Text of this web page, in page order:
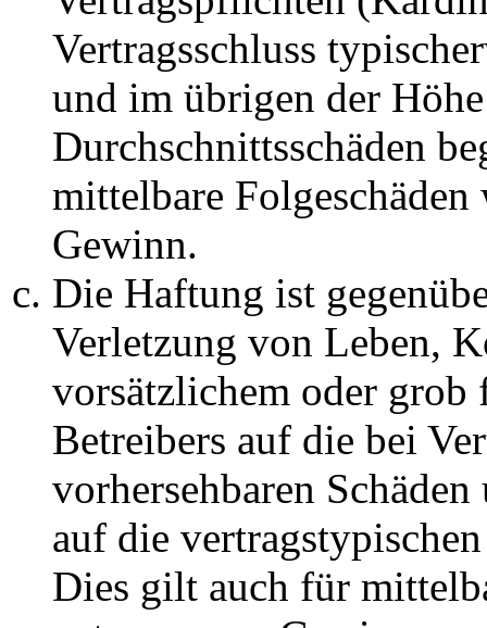
Vertragsschluss
und im übrigen der
Durchschnittsschäden
mittelbare Folgeschäden
Gewinn.
Die Haftung ist
Verletzung von Leben,
vorsätzlichem oder grob
Betreibers auf die bei
vorhersehbaren
auf die
Dies gilt auch für